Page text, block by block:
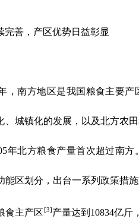
善，产区优势日益彰显
，南方地区是我国粮食主要
、城镇化的发展，以及北方农
年北方粮食产量首次超过南
能区划分，出台一系列政策措
食主产区 [3] 产量达到 10834亿斤